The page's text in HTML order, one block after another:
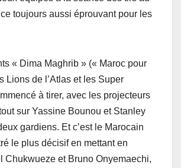
toujours aussi éprouvant pour les
« Dima Maghrib » (« Maroc pour
Lions de l’Atlas et les Super
à tirer, avec les projecteurs
sur Yassine Bounou et Stanley
gardiens. Et c’est le Marocain
le plus décisif en mettant en
Chukwueze et Bruno Onyemaechi,